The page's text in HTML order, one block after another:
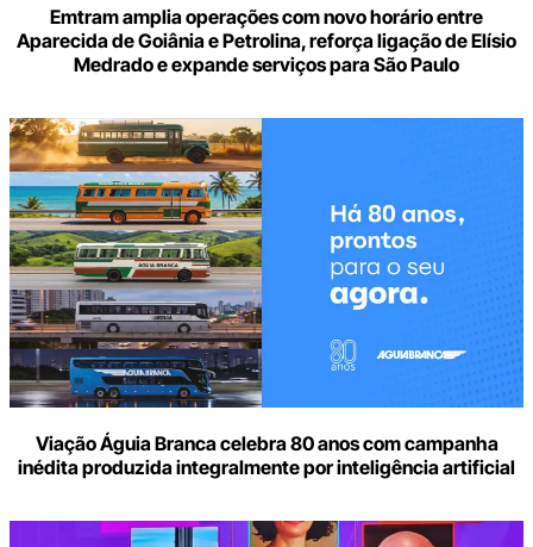
Emtram amplia operações com novo horário entre
Aparecida de Goiânia e Petrolina, reforça ligação de Elísio
Medrado e expande serviços para São Paulo
Viação Águia Branca celebra 80 anos com campanha
inédita produzida integralmente por inteligência artificial